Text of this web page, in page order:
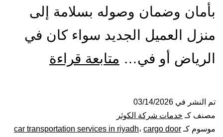
بأمان وضمان وصوله بسلامة إلى
منزل العميل الجديد سواء كان في
الرياض أو في… متابعة قراءة
بالرياض|
تم النشر في 03/14/2026
مصنف كـ خدمات شركة الكوثر
موسوم كـ
car transportation services in riyadh، cargo door